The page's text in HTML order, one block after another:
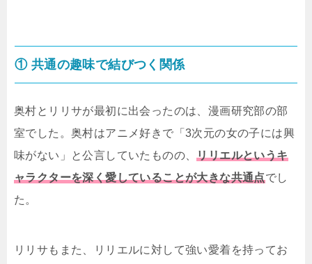
① 共通の趣味で結びつく関係
奥村とリリサが最初に出会ったのは、漫画研究部の部
室でした。奥村はアニメ好きで「3次元の女の子には興
味がない」と公言していたものの、リリエルというキ
ャラクターを深く愛していることが大きな共通点でし
た。
リリサもまた、リリエルに対して強い愛着を持ってお